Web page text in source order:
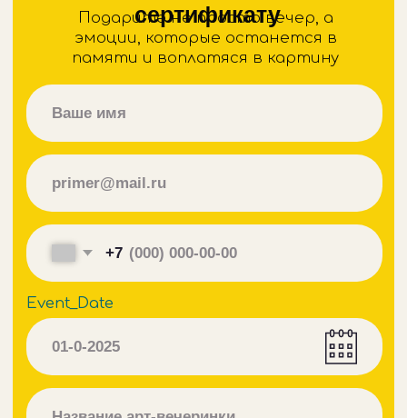
Меню
7 962 260 33 99
МЕНЕДЖЕР ОТВЕТИТ ВАМ
В РАБОЧЕЕ ВРЕМЯ
*с 11:00 до 21:00 МСК
Почему мы?
Фото
Вопрос?Ответ!
Информация
Записаться по сертификату
Корпоратив
Купить сертификат